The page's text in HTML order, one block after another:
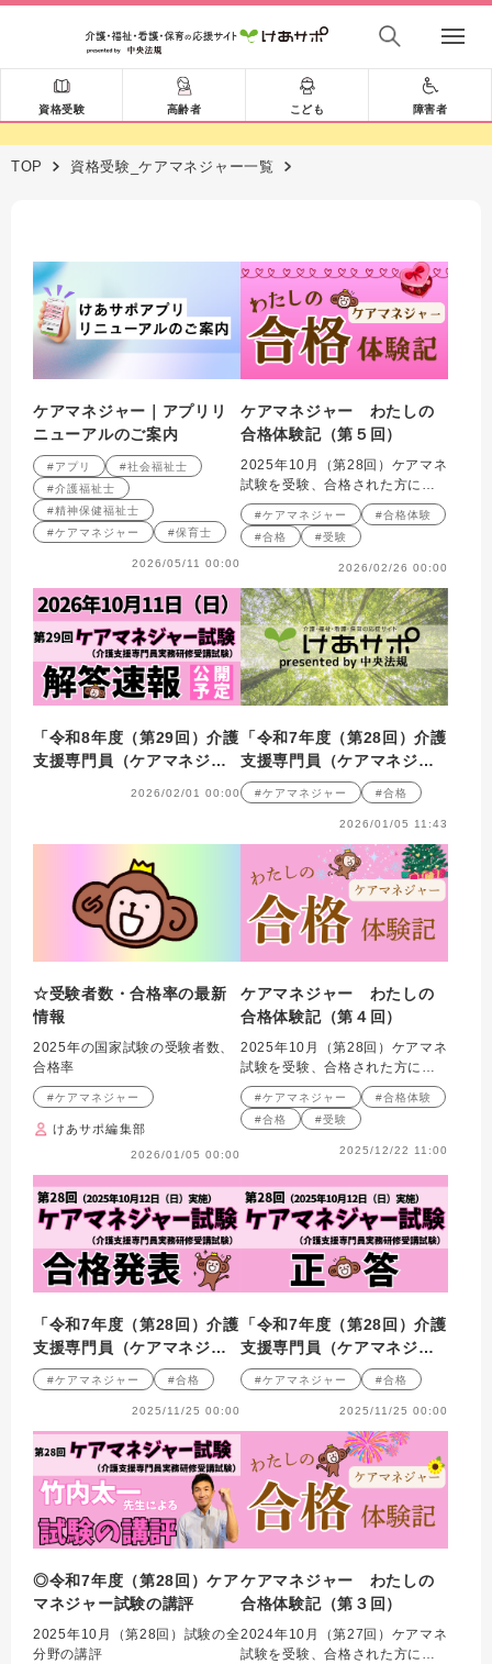
資格受験 高齢者 こども 障害者
TOP 資格受験_ケアマネジャー一覧
ケアマネジャー｜アプリリ
ニューアルのご案内
#アプリ
#社会福祉士
#介護福祉士
#精神保健福祉士
#ケアマネジャー
#保育士
2026/05/11 00:00
ケアマネジャー わたしの
合格体験記（第５回）
2025年10月（第28回）ケアマネ
試験を受験、合格された方にイ
ンタビュー
#ケアマネジャー
#合格体験
#合格
#受験
2026/02/26 00:00
「令和8年度（第29回）介護
支援専門員（ケアマネジャ
2026/02/01 00:00
「令和7年度（第28回）介護
支援専門員（ケアマネジャ
ー）実務研修受講試験」実
施状況について発表されま
#ケアマネジャー #合格
2026/01/05 11:43
☆受験者数・合格率の最新
情報
2025年の国家試験の受験者数、
合格率
#ケアマネジャー
けあサポ編集部
2026/01/05 00:00
ケアマネジャー わたしの
合格体験記（第４回）
2025年10月（第28回）ケアマネ
試験を受験、合格された方にイ
ンタビュー
#ケアマネジャー
#合格体験
#合格
#受験
2025/12/22 11:00
「令和7年度（第28回）介護
支援専門員（ケアマネジャ
ー）実務研修受講試験」合
格発表がありました
#ケアマネジャー #合格
2025/11/25 00:00
「令和7年度（第28回）介護
支援専門員（ケアマネジャ
ー）実務研修受講試験」正
答
#ケアマネジャー #合格
2025/11/25 00:00
◎令和7年度（第28回）ケア
マネジャー試験の講評
2025年10月（第28回）試験の全
分野の講評
ケアマネジャー わたしの
合格体験記（第３回）
2024年10月（第27回）ケアマネ
試験を受験、合格された方にイ